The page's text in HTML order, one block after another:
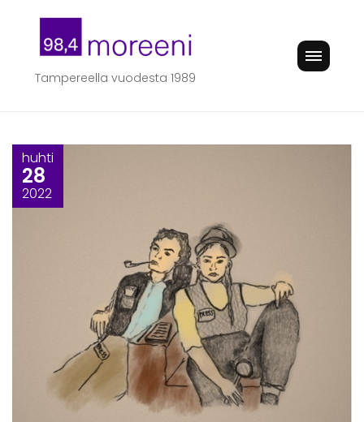
content
Tampereella vuodesta 1989
huhti
28
2022